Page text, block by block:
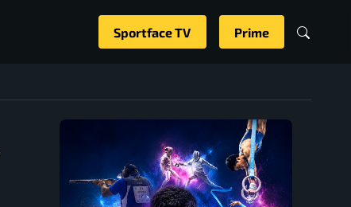
Sportface TV Prime